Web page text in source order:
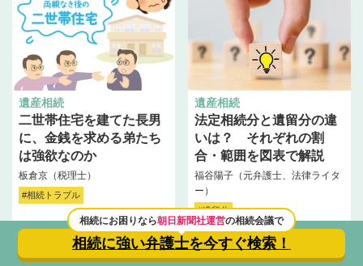
遺産相続
二世帯住宅を建てた長男
に、金銭を求める弟たち
は強欲なのか
板倉京（税理士）
#相続トラブル
遺産相続
法定相続分と遺留分の違
いは？ それぞれの割
合・範囲を図表で解説
福谷陽子（元弁護士、法律ライタ
ー）
#遺留分
相続にお困りなら朝日新聞社運営の相続会議で
相続に強い弁護士を今すぐ検索！